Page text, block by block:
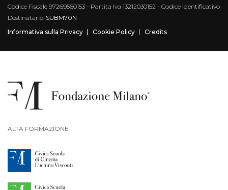
Codice Fiscale 97269560153 - Partita Iva 13212030152 - Codice Identificativo
Destinatario: SUBM70N
Informativa sulla Privacy
Cookie Policy Credits
ALTA FORMAZIONE